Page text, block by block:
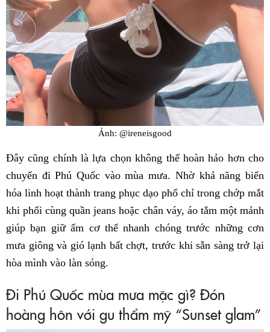
Ảnh: @ireneisgood
Đây cũng chính là lựa chọn không thể hoàn hảo hơn cho
chuyến đi Phú Quốc vào mùa mưa. Nhờ khả năng biến
hóa linh hoạt thành trang phục dạo phố chỉ trong chớp mắt
khi phối cùng quần jeans hoặc chân váy, áo tắm một mảnh
giúp bạn giữ ấm cơ thể nhanh chóng trước những cơn
mưa giông và gió lạnh bất chợt, trước khi sẵn sàng trở lại
hòa mình vào làn sóng.
Đi Phú Quốc mùa mưa mặc gì? Đón
hoàng hôn với gu thẩm mỹ “Sunset glam”